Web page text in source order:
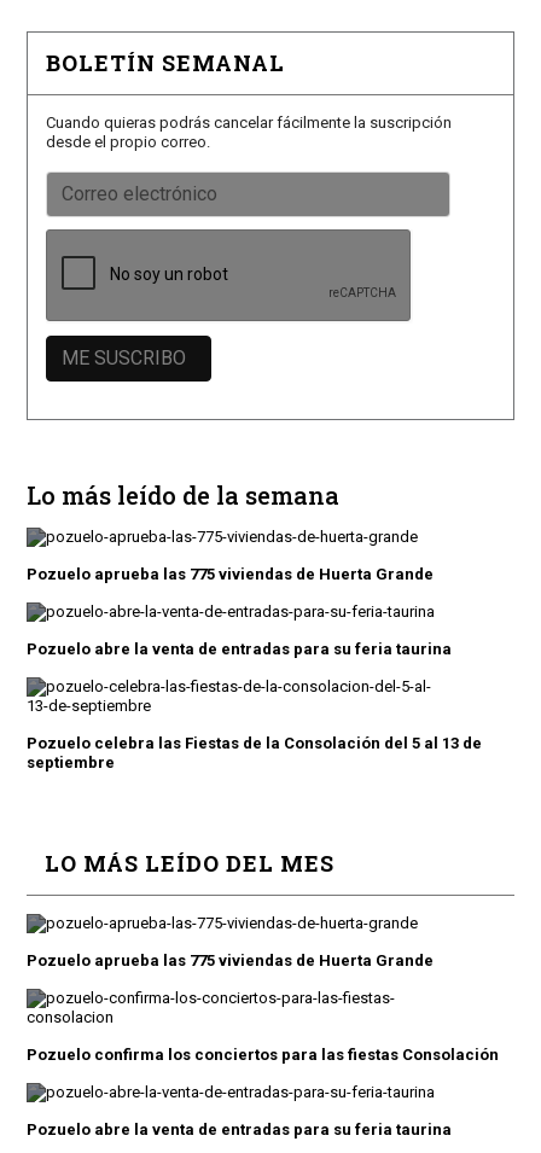
BOLETÍN SEMANAL
Cuando quieras podrás cancelar fácilmente la suscripción
desde el propio correo.
Lo más leído de la semana
Pozuelo aprueba las 775 viviendas de Huerta Grande
Pozuelo abre la venta de entradas para su feria taurina
Pozuelo celebra las Fiestas de la Consolación del 5 al 13 de
septiembre
LO MÁS LEÍDO DEL MES
Pozuelo aprueba las 775 viviendas de Huerta Grande
Pozuelo confirma los conciertos para las fiestas Consolación
Pozuelo abre la venta de entradas para su feria taurina